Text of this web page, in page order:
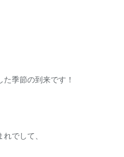
季節の到来です！
でして、